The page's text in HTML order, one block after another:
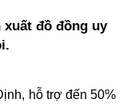
đồ đồng uy
hỗ trợ đến 50%